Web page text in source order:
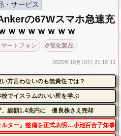
・サービス
の67Wスマホ急速充
ｗｗｗｗｗｗｗ
マートフォン 電化製品
2025年10月10日 21:10:11
方言わないのも無責任では？
校でイスラムのいい所を学ぶ
、総額1.4兆円に 優良株さえ売却
ルター」整備を正式表明…小池百合子知事